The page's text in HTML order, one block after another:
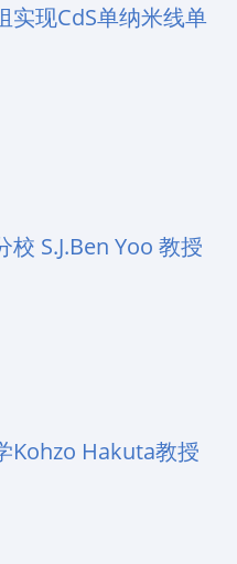
实现CdS单纳米线单
S.J.Ben Yoo 教授
Kohzo Hakuta教授